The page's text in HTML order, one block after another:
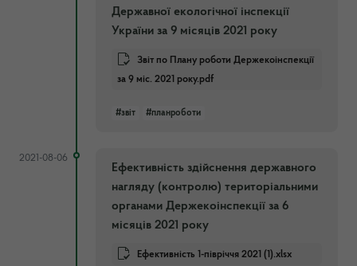
Державної екологічної інспекції
України за 9 місяців 2021 року
Звіт по Плану роботи Держекоінспекції
за 9 міс. 2021 року.pdf
#звіт #планроботи
2021-08-06
Ефективність здійснення державного
нагляду (контролю) територіальними
органами Держекоінспекції за 6
місяців 2021 року
Ефективність 1-півріччя 2021 (1).xlsx